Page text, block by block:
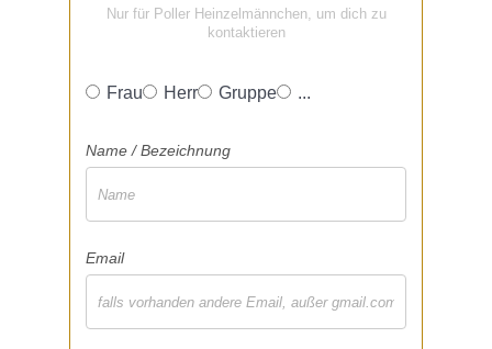
Nur für Poller Heinzelmännchen, um dich zu
kontaktieren
Frau Herr Gruppe ...
Name / Bezeichnung
Email